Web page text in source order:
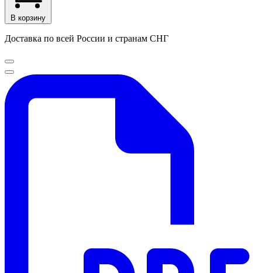
В корзину
Доставка по всей России и странам СНГ